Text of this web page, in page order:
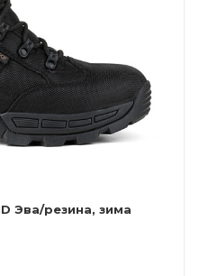
Эва/резина, зима